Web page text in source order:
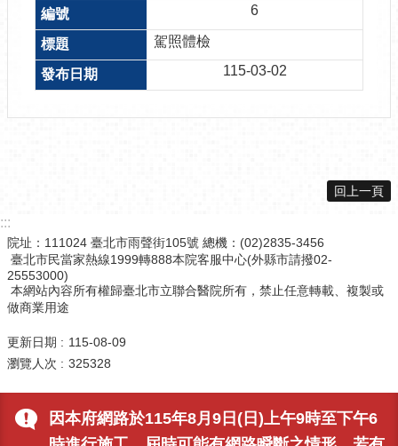
因本府網路於115年8月9日(日)上午9時至下午6
6
駕照體檢
115-03-02
回上一頁
:::
院址：111024 臺北市雨聲街105號 總機：(02)2835-3456
臺北市民當家熱線1999轉888本院客服中心(外縣市請撥02-
25553000)
本網站內容所有權歸臺北市立聯合醫院所有，禁止任意轉載、複製或
做商業用途
更新日期
115-08-09
瀏覽人次
325328